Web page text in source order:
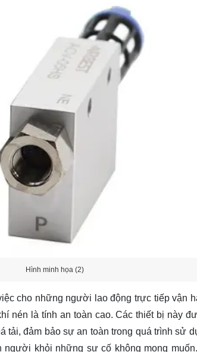
Hình minh họa (2)
cho những người lao động trực tiếp vận
nén là tính an toàn cao. Các thiết bị này
tải, đảm bảo sự an toàn trong quá trình sử
người khỏi những sự cố không mong